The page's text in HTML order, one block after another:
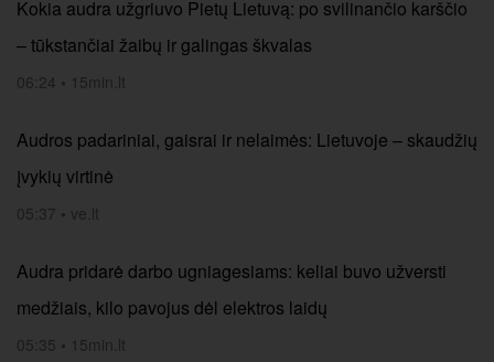
Kokia audra užgriuvo Pietų Lietuvą: po svilinančio karščio
– tūkstančiai žaibų ir galingas škvalas
06:24 • 15min.lt
Audros padariniai, gaisrai ir nelaimės: Lietuvoje – skaudžių
įvykių virtinė
05:37 • ve.lt
Audra pridarė darbo ugniagesiams: keliai buvo užversti
medžiais, kilo pavojus dėl elektros laidų
05:35 • 15min.lt